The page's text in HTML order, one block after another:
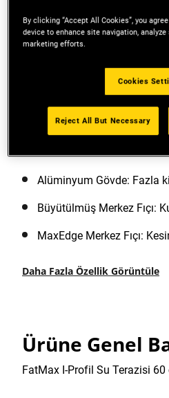
Alüminyum Gövde: Fazla
Büyütülmüş Merkez Fıçı:
MaxEdge Merkez Fıçı:
Daha Fazla Özellik Görüntüle
Ürüne Genel
FatMax I-Profil Su Terazisi 60
By clicking “Accept All Cookies”, you
device to enhance site navigation,
marketing efforts.
Cookies
Reject All But Necessary